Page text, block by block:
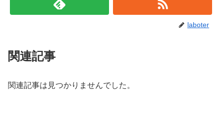
laboter
関連記事
関連記事は見つかりませんでした。